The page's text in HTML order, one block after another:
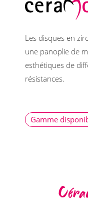
Les disques en
une panoplie de
esthétiques de
résistances.
Gamme